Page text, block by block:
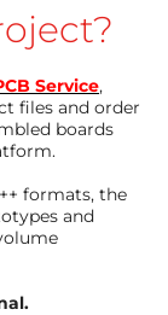
Service,
files and order
boards
formats, the
and